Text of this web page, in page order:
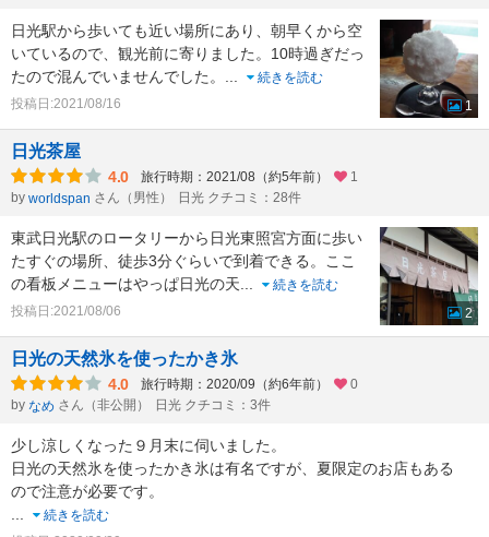
日光駅から歩いても近い場所にあり、朝早くから空
いているので、観光前に寄りました。10時過ぎだっ
たので混んでいませんでした。
続きを読む
投稿日:2021/08/16
1
日光茶屋
4.0 旅行時期：2021/08（約5年前）
1
by worldspan さん（男性） 日光 クチコミ：28件
東武日光駅のロータリーから日光東照宮方面に歩い
たすぐの場所、徒歩3分ぐらいで到着できる。ここ
の看板メニューはやっぱ日光の天
続きを読む
投稿日:2021/08/06
2
日光の天然氷を使ったかき氷
4.0 旅行時期：2020/09（約6年前）
0
by なめ さん（非公開） 日光 クチコミ：3件
少し涼しくなった９月末に伺いました。
日光の天然氷を使ったかき氷は有名ですが、夏限定のお店もある
ので注意が必要です。
続きを読む